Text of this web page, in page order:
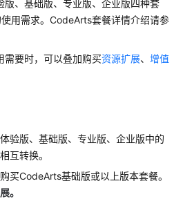
、基础版、专业版、企业版四种套
用需求。CodeArts套餐详情介绍请参
需要时，可以叠加购买资源扩展、 增值
验版、基础版、专业版、企业版中的
互转换。
买CodeArts基础版或以上版本套餐。
。